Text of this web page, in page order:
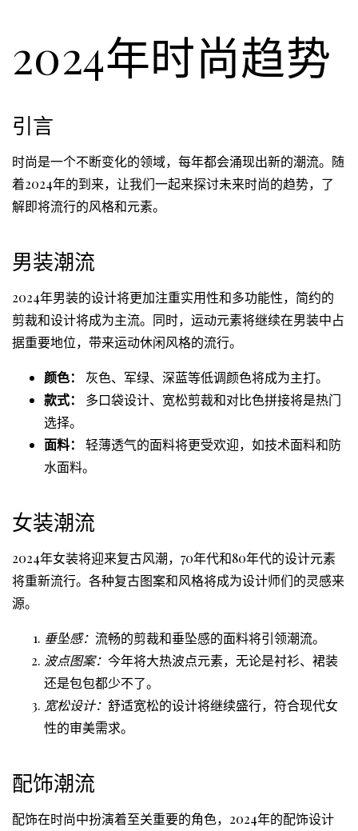
2024年时尚趋势
引言
时尚是一个不断变化的领域，每年都会涌现出新的潮流。随
着2024年的到来，让我们一起来探讨未来时尚的趋势，了
解即将流行的风格和元素。
男装潮流
2024年男装的设计将更加注重实用性和多功能性，简约的
剪裁和设计将成为主流。同时，运动元素将继续在男装中占
据重要地位，带来运动休闲风格的流行。
颜色：
灰色、军绿、深蓝等低调颜色将成为主打。
款式：
多口袋设计、宽松剪裁和对比色拼接将是热门
选择。
面料：
轻薄透气的面料将更受欢迎，如技术面料和防
水面料。
女装潮流
2024年女装将迎来复古风潮，70年代和80年代的设计元素
将重新流行。各种复古图案和风格将成为设计师们的灵感来
源。
垂坠感： 流畅的剪裁和垂坠感的面料将引领潮流。
波点图案： 今年将大热波点元素，无论是衬衫、裙装
还是包包都少不了。
宽松设计： 舒适宽松的设计将继续盛行，符合现代女
性的审美需求。
配饰潮流
配饰在时尚中扮演着至关重要的角色，2024年的配饰设计